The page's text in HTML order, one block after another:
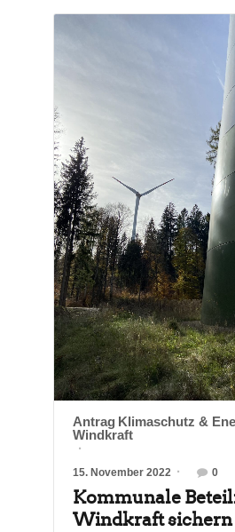
Antrag Klimaschutz &
Windkraft
15. November 2022 0
Kommunale
Windkraft sichern